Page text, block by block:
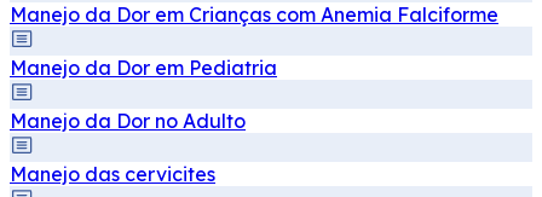
Manejo da Dor em Crianças com Anemia Falciforme
Manejo da Dor em Pediatria
Manejo da Dor no Adulto
Manejo das cervicites